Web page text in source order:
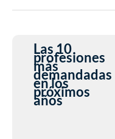
Las 10
profesiones
más
demandadas
en los
próximos
años